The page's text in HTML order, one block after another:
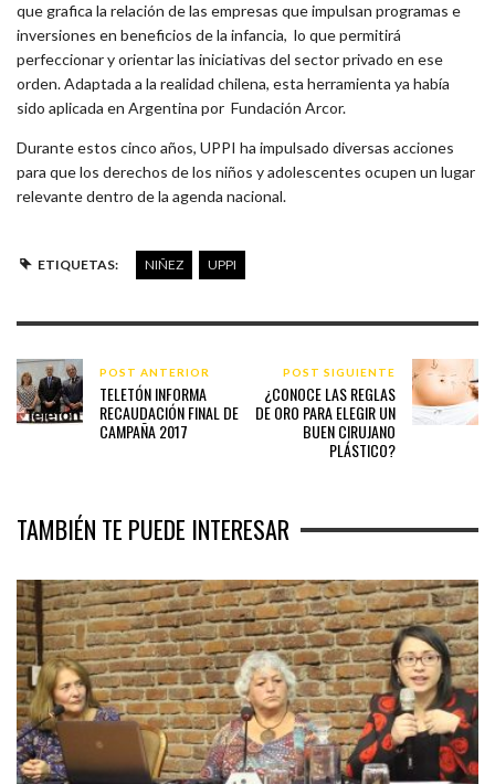
que grafica la relación de las empresas que impulsan programas e
inversiones en beneficios de la infancia, lo que permitirá
perfeccionar y orientar las iniciativas del sector privado en ese
orden. Adaptada a la realidad chilena, esta herramienta ya había
sido aplicada en Argentina por Fundación Arcor.
Durante estos cinco años, UPPI ha impulsado diversas acciones
para que los derechos de los niños y adolescentes ocupen un lugar
relevante dentro de la agenda nacional.
ETIQUETAS: NIÑEZ UPPI
POST ANTERIOR
TELETÓN INFORMA
RECAUDACIÓN FINAL DE
CAMPAÑA 2017
POST SIGUIENTE
¿CONOCE LAS REGLAS
DE ORO PARA ELEGIR UN
BUEN CIRUJANO
PLÁSTICO?
TAMBIÉN TE PUEDE INTERESAR